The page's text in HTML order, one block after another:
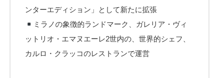
ンターエディション」として新たに拡張
ミラノの象徴的ランドマーク、ガレリア・ヴィ
ットリオ・エマヌエーレ2世内の、世界的シェフ、
カルロ・クラッコのレストランで運営